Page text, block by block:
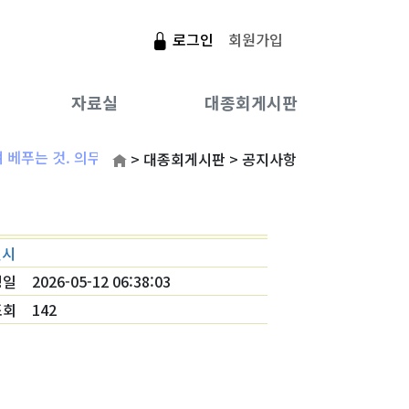
로그인 회원가입
인사말
역대회장/임원
연락처
성씨의 유래
문중인물
제향 행사일
연안이씨 뿌리
문헌
대종회보
자료실
제사절차 기준
관련사이트
대종회게시판
공지사항
자유게시판
종친사진첩
는 것. 의무적으로 베푸는 것. 감사함으로 베푸는 것이다.
> 대종회게시판 > 공지사항
2026-05-12 06:38:03
142